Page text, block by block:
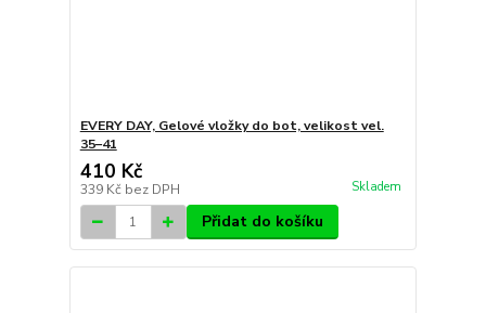
EVERY DAY, Gelové vložky do bot, velikost vel.
35–41
410 Kč
339 Kč bez DPH Skladem
Přidat do košíku